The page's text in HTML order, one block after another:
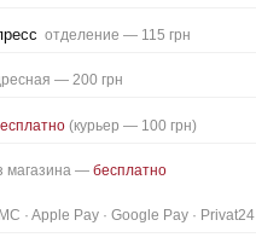
отделение — 115 грн
— 200 грн
(курьер — 100 грн)
магазина — бесплатно
· Apple Pay · Google Pay · Privat24